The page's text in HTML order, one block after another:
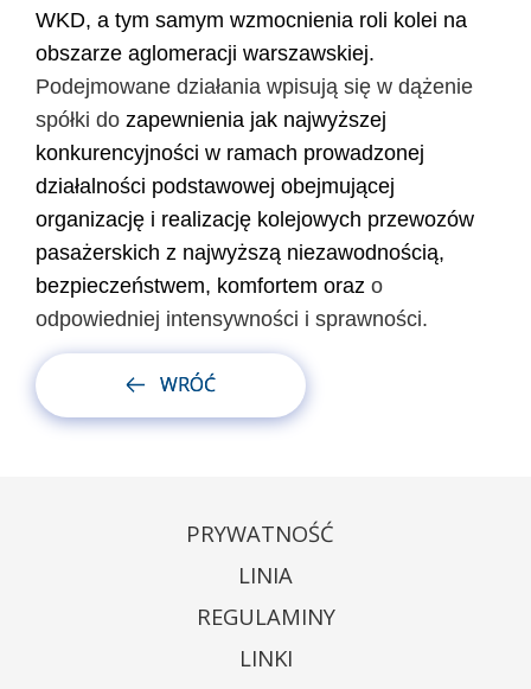
WKD, a tym samym wzmocnienia roli kolei na
obszarze aglomeracji warszawskiej.
Podejmowane działania wpisują się w dążenie
spółki do zapewnienia jak najwyższej
konkurencyjności w ramach prowadzonej
działalności podstawowej obejmującej
organizację i realizację kolejowych przewozów
pasażerskich z najwyższą niezawodnością,
bezpieczeństwem, komfortem oraz o
odpowiedniej intensywności i sprawności.
WRÓĆ
PRYWATNOŚĆ
LINIA
REGULAMINY
LINKI